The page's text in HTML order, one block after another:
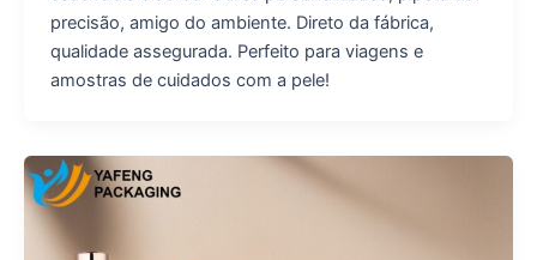
precisão, amigo do ambiente. Direto da fábrica,
qualidade assegurada. Perfeito para viagens e
amostras de cuidados com a pele!